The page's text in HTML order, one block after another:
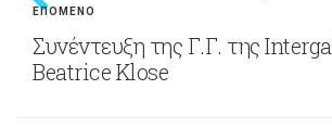
ΕΠΟΜΕΝΟ
Συνέντευξη της Γ.Γ. της
Beatrice Klose